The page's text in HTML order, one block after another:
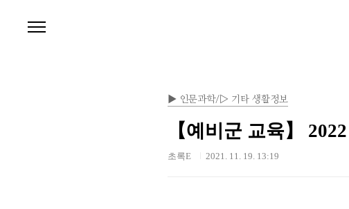
▶ 인문과학/▷ 기타 생활정보
【예비군 교육】
초록E 2021. 11. 19. 13:19